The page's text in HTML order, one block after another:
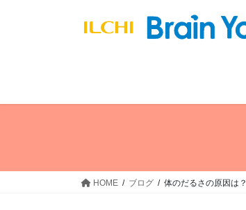
ス
ン
HOME ブログ 体のだるさの原因は？